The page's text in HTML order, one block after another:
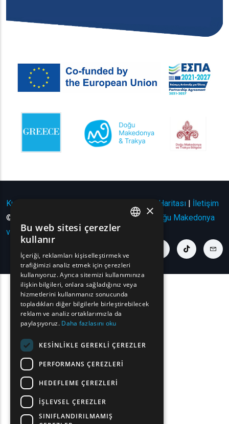
Kullanım Koşulları | Gizlilik Politikası Site Haritası | İletişim
© Telif Hakkı 2024 - Tüm Hakları Saklıdır Doğu Makedonya
ve Trakya Bölgesi.
linkedin linkinstagram link
tiktok link
FRENCH
BULGARIAN
GERMAN
×
Bu web sitesi çerezler
kullanır
İçeriği, reklamları kişiselleştirmek ve
trafiğimizi analiz etmek için çerezleri
kullanıyoruz. Ayrıca sitemizi kullanımınıza
ilişkin bilgileri, onlara sağladığınız veya
hizmetlerini kullanmanız sonucunda
topladıkları diğer bilgilerle birleştirebilecek
reklam ve analiz ortaklarımızla da
paylaşıyoruz. Daha fazlasını oku
KESINLIKLE GEREKLI ÇEREZLER
PERFORMANS ÇEREZLERI
HEDEFLEME ÇEREZLERI
İŞLEVSEL ÇEREZLER
SINIFLANDIRILMAMIŞ